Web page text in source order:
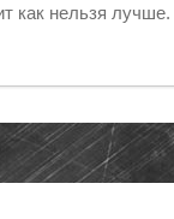
как нельзя лучше.